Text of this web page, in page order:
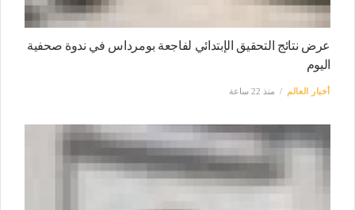
عرض نتائج التحقيق الإبتدائي لفاجعة بومرداس في ندوة صحفية
اليوم
أخبار العالم منذ 22 ساعة